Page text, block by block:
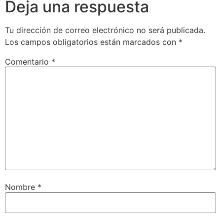
Deja una respuesta
Tu dirección de correo electrónico no será publicada.
Los campos obligatorios están marcados con *
Comentario *
Nombre *